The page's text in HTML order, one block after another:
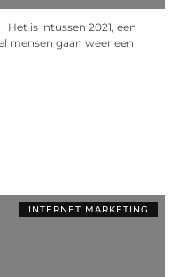
is intussen 2021, een
mensen gaan weer een
INTERNET MARKETING